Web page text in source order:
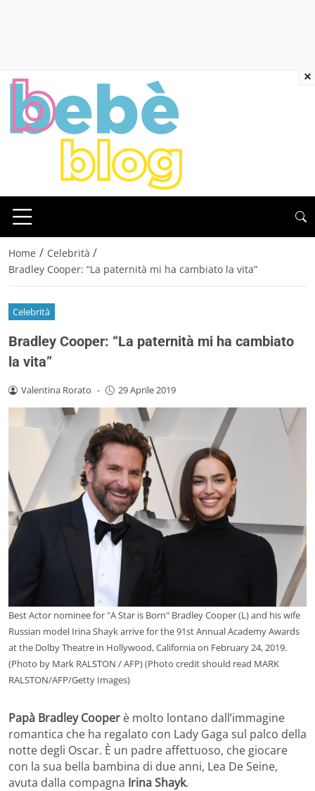
Home / Celebrità /
Bradley Cooper: “La paternità mi ha cambiato la vita”
Celebrità
Bradley Cooper: “La paternità mi ha cambiato
la vita”
Valentina Rorato - 29 Aprile 2019
Best Actor nominee for "A Star is Born" Bradley Cooper (L) and his wife
Russian model Irina Shayk arrive for the 91st Annual Academy Awards
at the Dolby Theatre in Hollywood, California on February 24, 2019.
(Photo by Mark RALSTON / AFP) (Photo credit should read MARK
RALSTON/AFP/Getty Images)
Papà Bradley Cooper è molto lontano dall’immagine
romantica che ha regalato con Lady Gaga sul palco della
notte degli Oscar. È un padre affettuoso, che giocare
con la sua bella bambina di due anni, Lea De Seine,
avuta dalla compagna Irina Shayk.
×